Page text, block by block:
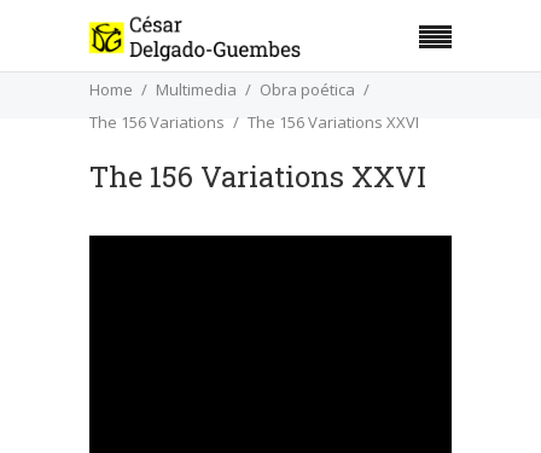
Home Multimedia
Obra poética
The 156 Variations
The 156 Variations XXVI
The 156 Variations XXVI